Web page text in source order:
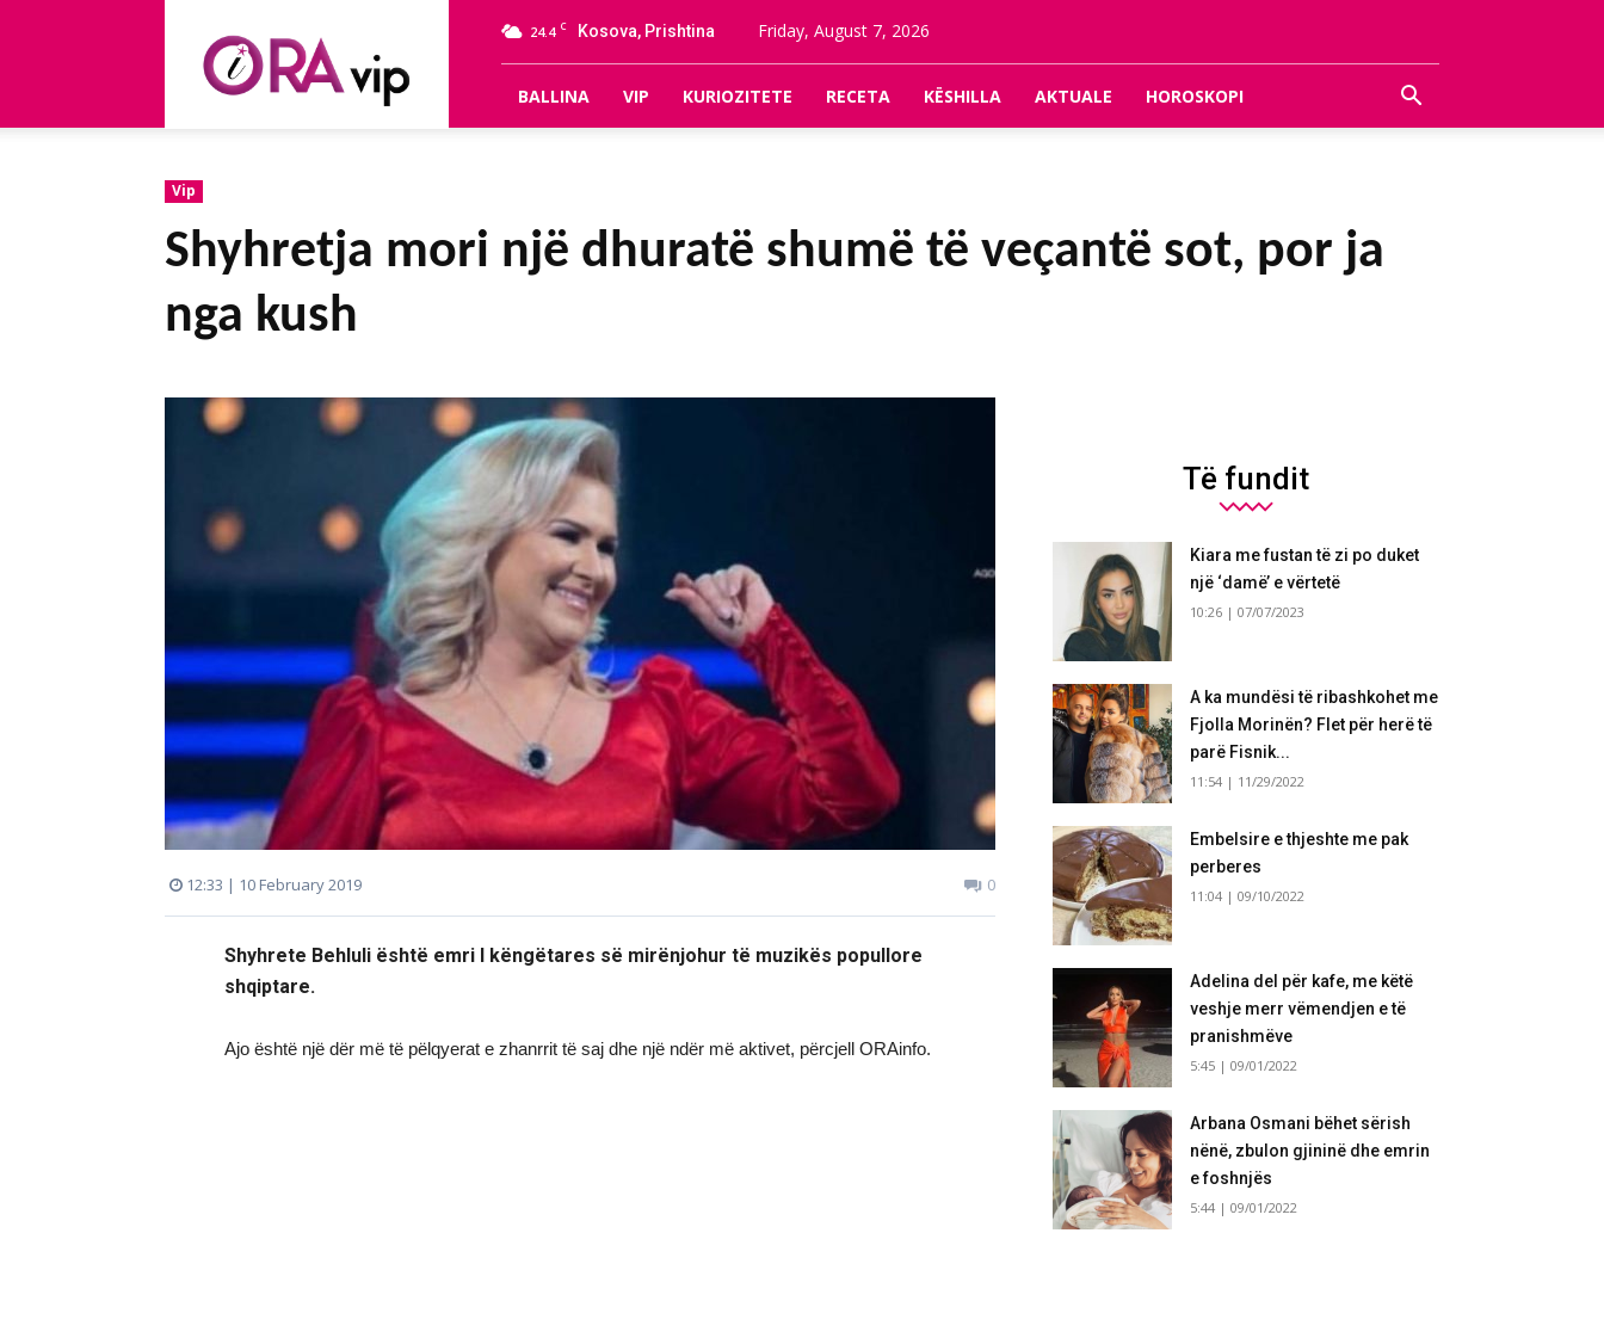
24.4 C Kosova, Prishtina Friday, August 7, 2026
BALLINA VIP KURIOZITETE RECETA KËSHILLA AKTUALE HOROSKOPI
Vip
Shyhretja mori një dhuratë shumë të veçantë sot, por ja
nga kush
12:33 | 10 February 2019 0
Shyhrete Behluli është emri I këngëtares së mirënjohur të muzikës popullore
shqiptare.
Ajo është një dër më të pëlqyerat e zhanrrit të saj dhe një ndër më aktivet, përcjell ORAinfo.
Të fundit
Kiara me fustan të zi po duket
një ‘damë’ e vërtetë
10:26 | 07/07/2023
A ka mundësi të ribashkohet me
Fjolla Morinën? Flet për herë të
parë Fisnik...
11:54 | 11/29/2022
Embelsire e thjeshte me pak
perberes
11:04 | 09/10/2022
Adelina del për kafe, me këtë
veshje merr vëmendjen e të
pranishmëve
5:45 | 09/01/2022
Arbana Osmani bëhet sërish
nënë, zbulon gjininë dhe emrin
e foshnjës
5:44 | 09/01/2022